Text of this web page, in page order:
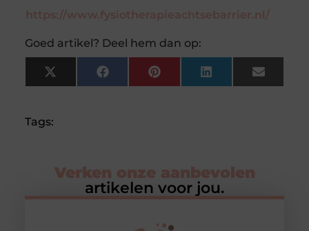
https://www.fysiotherapieachtsebarrier.nl/
Goed artikel? Deel hem dan op:
X
(Twitter)
FacebookPinterestLinkedInEmail
Tags:
Verken onze aanbevolen
artikelen voor jou.